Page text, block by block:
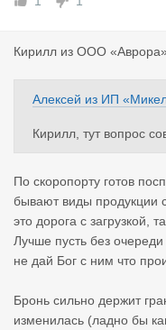
Кирилл из ООО «Аврора»
Алексей из ИП
Кирилл, тут вопрос
перь, когда таких
лавочку им и прикрыли.
Сугубо мое мнение
ыть вообще никаких
икаких
По скоропорту готов
бывают виды продукции
это дорога с загрузкой,
Лучше пусть без
не дай Бог с ним что
Бронь сильно держит
изменилась (ладно бы